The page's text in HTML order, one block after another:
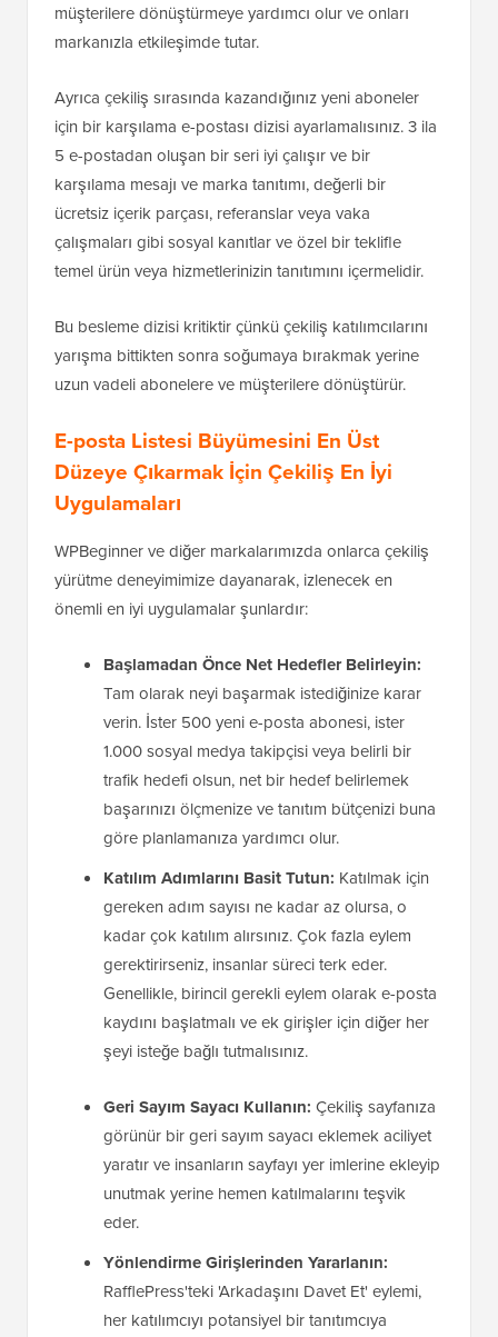
müşterilere dönüştürmeye yardımcı olur ve onları
markanızla etkileşimde tutar.
Ayrıca çekiliş sırasında kazandığınız yeni aboneler
için bir karşılama e-postası dizisi ayarlamalısınız. 3 ila
5 e-postadan oluşan bir seri iyi çalışır ve bir
karşılama mesajı ve marka tanıtımı, değerli bir
ücretsiz içerik parçası, referanslar veya vaka
çalışmaları gibi sosyal kanıtlar ve özel bir teklifle
temel ürün veya hizmetlerinizin tanıtımını içermelidir.
Bu besleme dizisi kritiktir çünkü çekiliş katılımcılarını
yarışma bittikten sonra soğumaya bırakmak yerine
uzun vadeli abonelere ve müşterilere dönüştürür.
E-posta Listesi Büyümesini En Üst
Düzeye Çıkarmak İçin Çekiliş En İyi
Uygulamaları
WPBeginner ve diğer markalarımızda onlarca çekiliş
yürütme deneyimimize dayanarak, izlenecek en
önemli en iyi uygulamalar şunlardır:
Başlamadan Önce Net Hedefler Belirleyin:
Tam olarak neyi başarmak istediğinize karar
verin. İster 500 yeni e-posta abonesi, ister
1.000 sosyal medya takipçisi veya belirli bir
trafik hedefi olsun, net bir hedef belirlemek
başarınızı ölçmenize ve tanıtım bütçenizi buna
göre planlamanıza yardımcı olur.
Katılım Adımlarını Basit Tutun: Katılmak için
gereken adım sayısı ne kadar az olursa, o
kadar çok katılım alırsınız. Çok fazla eylem
gerektirirseniz, insanlar süreci terk eder.
Genellikle, birincil gerekli eylem olarak e-posta
kaydını başlatmalı ve ek girişler için diğer her
şeyi isteğe bağlı tutmalısınız.
Geri Sayım Sayacı Kullanın: Çekiliş sayfanıza
görünür bir geri sayım sayacı eklemek aciliyet
yaratır ve insanların sayfayı yer imlerine ekleyip
unutmak yerine hemen katılmalarını teşvik
eder.
Yönlendirme Girişlerinden Yararlanın:
RafflePress'teki 'Arkadaşını Davet Et' eylemi,
her katılımcıyı potansiyel bir tanıtımcıya